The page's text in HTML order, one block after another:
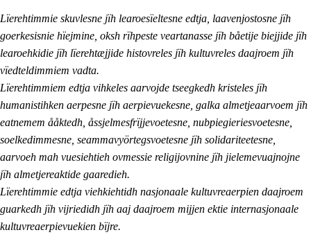
Lïerehtimmie skuvlesne jïh learoesïeltesne edtja, laavenjostosne jïh
goerkesisnie hïejmine, oksh rïhpeste veartanasse jïh båetije biejjide jïh
learoehkidie jïh lïerehtæjjide histovreles jïh kultuvreles daajroem jïh
vïedteldimmiem vadta.
Lïerehtimmiem edtja vihkeles aarvojde tseegkedh kristeles jïh
humanistihken aerpesne jïh aerpievuekesne, galka almetjeaarvoem jïh
eatnemem ååktedh, åssjelmesfrïjjevoetesne, nubpiegieriesvoetesne,
soelkedimmesne, seammavyörtegsvoetesne jïh solidariteetesne,
aarvoeh mah vuesiehtieh ovmessie religijovnine jïh jielemevuajnojne
jïh almetjereaktide gaaredieh.
Lïerehtimmie edtja viehkiehtidh nasjonaale kultuvreaerpien daajroem
guarkedh jïh vijriedidh jïh aaj daajroem mijjen ektie internasjonaale
kultuvreaerpievuekien bïjre.